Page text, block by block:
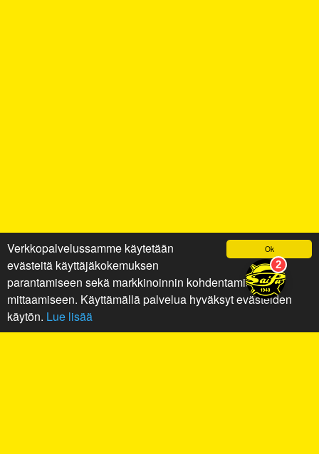
Ok
Verkkopalvelussamme käytetään
evästeitä käyttäjäkokemuksen
parantamiseen sekä markkinoinnin kohdentamiseen ja
mittaamiseen. Käyttämällä palvelua hyväksyt evästeiden
käytön. Lue lisää